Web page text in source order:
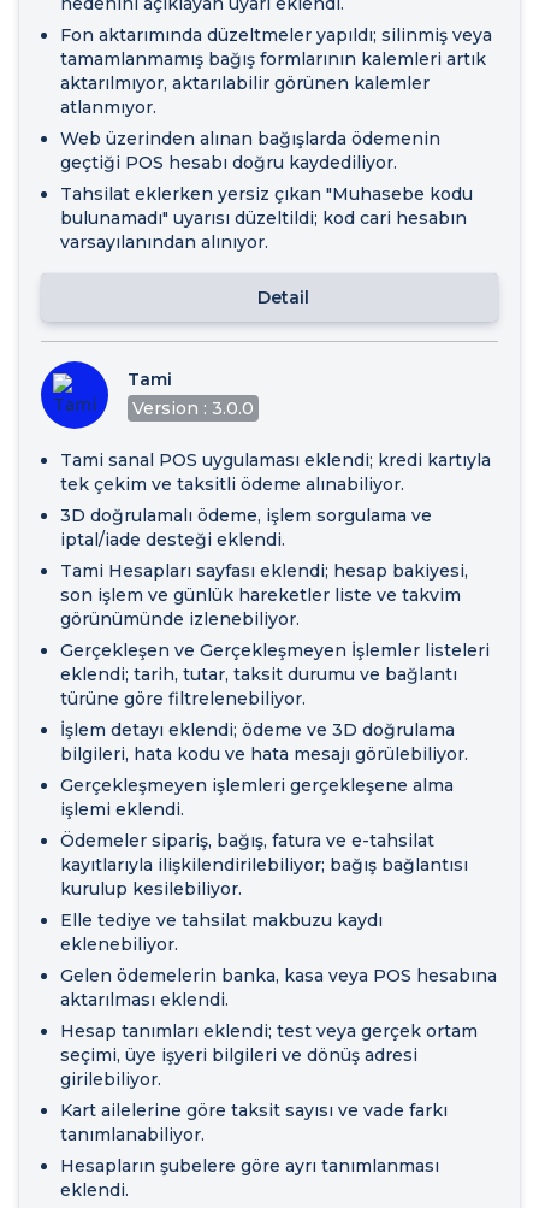
Fon aktarımında düzeltmeler yapıldı; silinmiş veya
tamamlanmamış bağış formlarının kalemleri artık
aktarılmıyor, aktarılabilir görünen kalemler
atlanmıyor.
Web üzerinden alınan bağışlarda ödemenin
geçtiği POS hesabı doğru kaydediliyor.
Tahsilat eklerken yersiz çıkan "Muhasebe kodu
bulunamadı" uyarısı düzeltildi; kod cari hesabın
varsayılanından alınıyor.
Detail
Tami
Version : 3.0.0
Tami sanal POS uygulaması eklendi; kredi kartıyla
tek çekim ve taksitli ödeme alınabiliyor.
3D doğrulamalı ödeme, işlem sorgulama ve
iptal/iade desteği eklendi.
Tami Hesapları sayfası eklendi; hesap bakiyesi,
son işlem ve günlük hareketler liste ve takvim
görünümünde izlenebiliyor.
Gerçekleşen ve Gerçekleşmeyen İşlemler listeleri
eklendi; tarih, tutar, taksit durumu ve bağlantı
türüne göre filtrelenebiliyor.
İşlem detayı eklendi; ödeme ve 3D doğrulama
bilgileri, hata kodu ve hata mesajı görülebiliyor.
Gerçekleşmeyen işlemleri gerçekleşene alma
işlemi eklendi.
Ödemeler sipariş, bağış, fatura ve e-tahsilat
kayıtlarıyla ilişkilendirilebiliyor; bağış bağlantısı
kurulup kesilebiliyor.
Elle tediye ve tahsilat makbuzu kaydı
eklenebiliyor.
Gelen ödemelerin banka, kasa veya POS hesabına
aktarılması eklendi.
Hesap tanımları eklendi; test veya gerçek ortam
seçimi, üye işyeri bilgileri ve dönüş adresi
girilebiliyor.
Kart ailelerine göre taksit sayısı ve vade farkı
tanımlanabiliyor.
Hesapların şubelere göre ayrı tanımlanması
eklendi.